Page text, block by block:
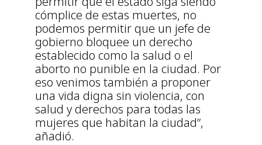
cómplice de estas muertes, no
podemos permitir que un jefe de
gobierno bloquee un derecho
establecido como la salud o el
aborto no punible en la ciudad. Por
eso venimos también a proponer
una vida digna sin violencia, con
salud y derechos para todas las
mujeres que habitan la ciudad”,
añadió.